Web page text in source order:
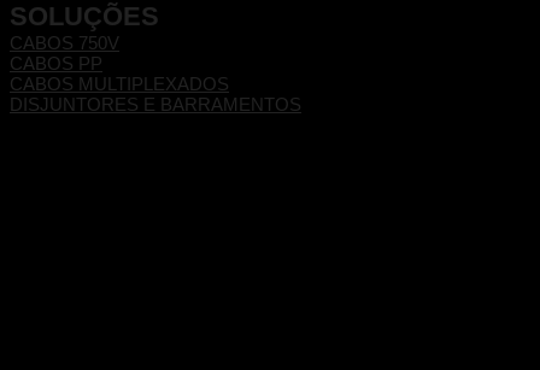
SOLUÇÕES
CABOS 750V
CABOS PP
CABOS MULTIPLEXADOS
DISJUNTORES E BARRAMENTOS